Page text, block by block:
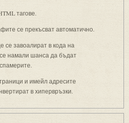
тагове.
се прекъсват автоматично.
се завоалират в кода на
намали шанса да бъдат
и имейл адресите
в хипервръзки.